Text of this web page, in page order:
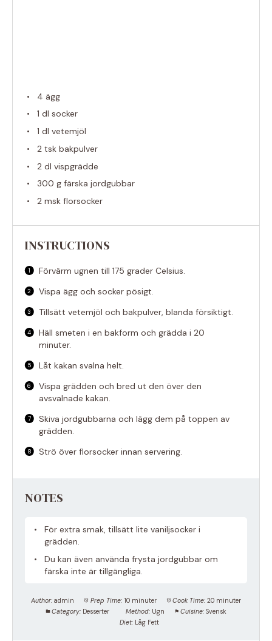
4 ägg
1 dl socker
1 dl vetemjöl
2 tsk bakpulver
2 dl vispgrädde
300 g färska jordgubbar
2 msk florsocker
INSTRUCTIONS
Förvärm ugnen till 175 grader Celsius.
Vispa ägg och socker pösigt.
Tillsätt vetemjöl och bakpulver, blanda försiktigt.
Häll smeten i en bakform och grädda i 20
minuter.
Låt kakan svalna helt.
Vispa grädden och bred ut den över den
avsvalnade kakan.
Skiva jordgubbarna och lägg dem på toppen av
grädden.
Strö över florsocker innan servering.
NOTES
För extra smak, tillsätt lite vaniljsocker i
grädden.
Du kan även använda frysta jordgubbar om
färska inte är tillgängliga.
Author: admin Prep Time: 10 minuter Cook Time: 20 minuter
Category: Desserter Method: Ugn Cuisine: Svensk
Diet: Låg Fett